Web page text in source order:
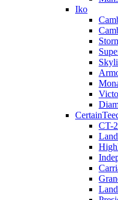
Iko
CT-